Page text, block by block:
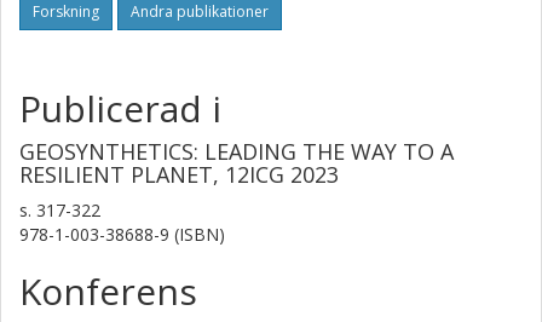
Forskning Andra publikationer
Publicerad i
GEOSYNTHETICS: LEADING THE WAY TO A
RESILIENT PLANET, 12ICG 2023
s. 317-322
978-1-003-38688-9 (ISBN)
Konferens